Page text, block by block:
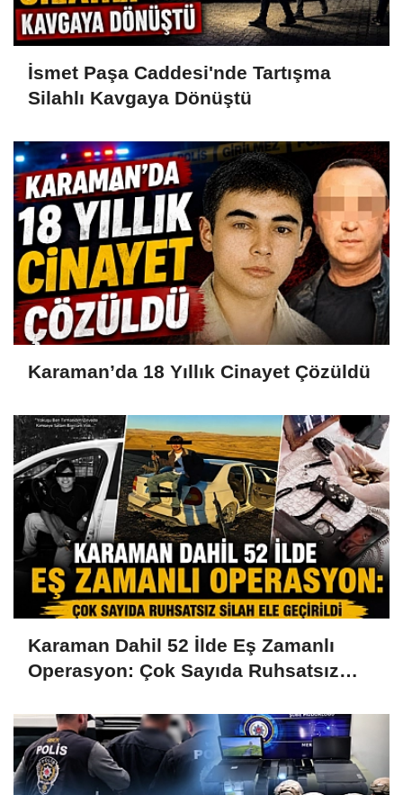
İsmet Paşa Caddesi'nde Tartışma
Silahlı Kavgaya Dönüştü
Karaman’da 18 Yıllık Cinayet Çözüldü
Karaman Dahil 52 İlde Eş Zamanlı
Operasyon: Çok Sayıda Ruhsatsız